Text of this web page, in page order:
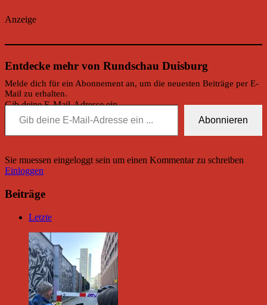
Anzeige
Entdecke mehr von Rundschau Duisburg
Melde dich für ein Abonnement an, um die neuesten Beiträge per E-
Mail zu erhalten.
Gib deine E-Mail-Adresse ein ...
Abonnieren
Sie muessen eingeloggt sein um einen Kommentar zu schreiben
Einloggen
Beiträge
Letzte